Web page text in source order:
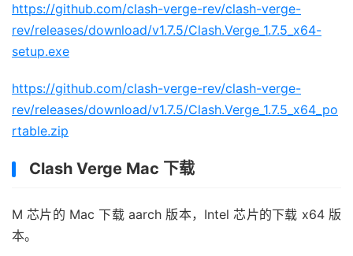
https://github.com/clash-verge-rev/clash-verge-
rev/releases/download/v1.7.5/Clash.Verge_1.7.5_x64-
setup.exe
https://github.com/clash-verge-rev/clash-verge-
rev/releases/download/v1.7.5/Clash.Verge_1.7.5_x64_po
rtable.zip
Clash Verge Mac 下载
M 芯片的 Mac 下载 aarch 版本，Intel 芯片的下载 x64 版
本。